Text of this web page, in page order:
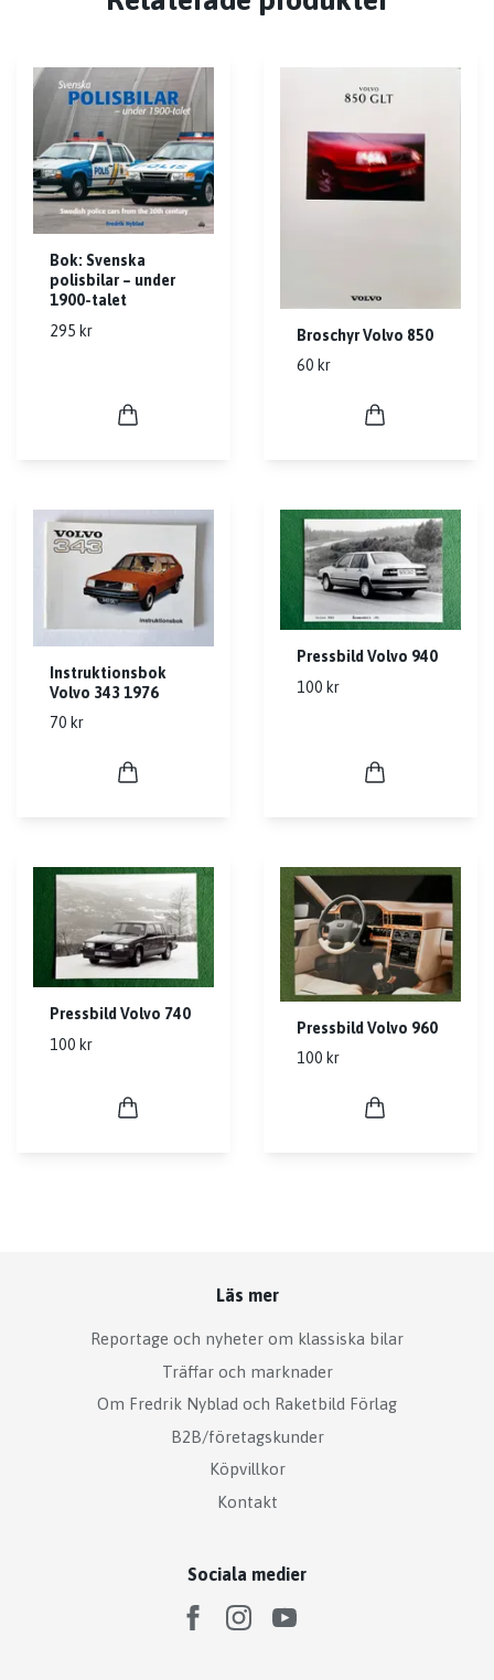
Bok: Svenska
polisbilar – under
1900-talet
295 kr
Broschyr Volvo 850
60 kr
Instruktionsbok
Volvo 343 1976
70 kr
Pressbild Volvo 940
100 kr
Pressbild Volvo 740
100 kr
Pressbild Volvo 960
100 kr
Läs mer
Reportage och nyheter om klassiska bilar
Träffar och marknader
Om Fredrik Nyblad och Raketbild Förlag
B2B/företagskunder
Köpvillkor
Kontakt
Sociala medier